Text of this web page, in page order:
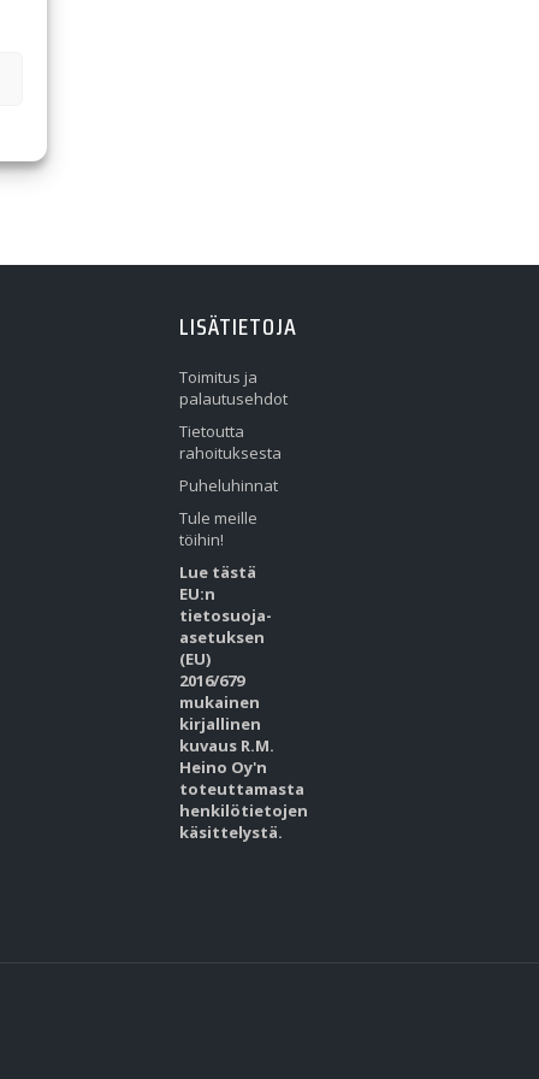
LISÄTIETOJA
Toimitus ja
palautusehdot
Tietoutta
rahoituksesta
Puheluhinnat
Tule meille
töihin!
Lue tästä
EU:n
tietosuoja-
asetuksen
(EU)
2016/679
mukainen
kirjallinen
kuvaus R.M.
Heino Oy'n
toteuttamasta
henkilötietojen
käsittelystä.